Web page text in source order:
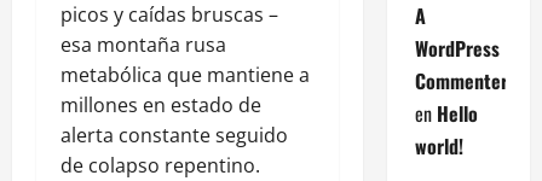
picos y caídas bruscas –
esa montaña rusa
metabólica que mantiene a
millones en estado de
alerta constante seguido
de colapso repentino.
A
WordPress
Commenter
en Hello
world!